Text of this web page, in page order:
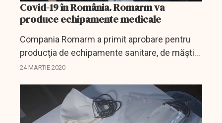
Covid-19 în România. Romarm va
produce echipamente medicale
Compania Romarm a primit aprobare pentru
producţia de echipamente sanitare, de măşti
şi combinezoane, astfel încât să rămână în
24 MARTIE 2020